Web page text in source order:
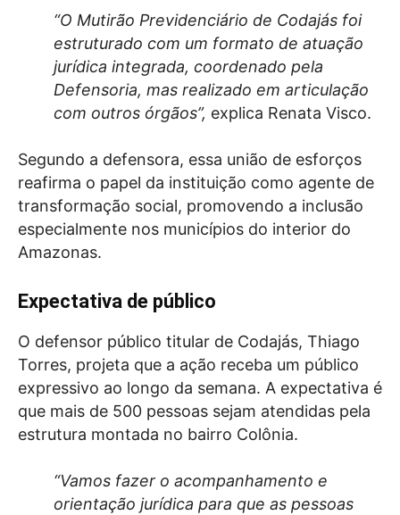
“O Mutirão Previdenciário de Codajás foi
estruturado com um formato de atuação
jurídica integrada, coordenado pela
Defensoria, mas realizado em articulação
com outros órgãos”, explica Renata Visco.
Segundo a defensora, essa união de esforços
reafirma o papel da instituição como agente de
transformação social, promovendo a inclusão
especialmente nos municípios do interior do
Amazonas.
Expectativa de público
O defensor público titular de Codajás, Thiago
Torres, projeta que a ação receba um público
expressivo ao longo da semana. A expectativa é
que mais de 500 pessoas sejam atendidas pela
estrutura montada no bairro Colônia.
“Vamos fazer o acompanhamento e
orientação jurídica para que as pessoas